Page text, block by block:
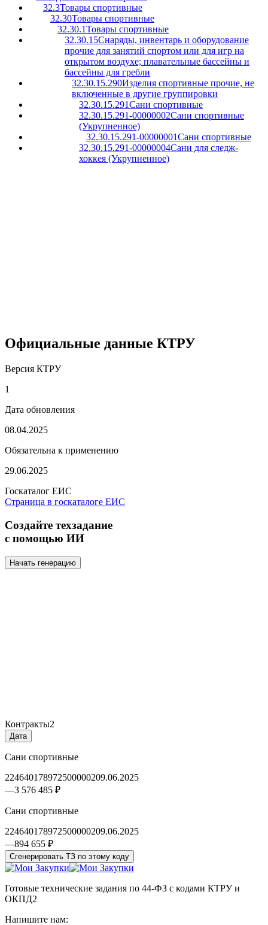
32.3Товары спортивные
32.30Товары спортивные
32.30.1Товары спортивные
32.30.15Снаряды, инвентарь и оборудование
прочие для занятий спортом или для игр на
открытом воздухе; плавательные бассейны и
бассейны для гребли
32.30.15.290Изделия спортивные прочие, не
включенные в другие группировки
32.30.15.291Сани спортивные
32.30.15.291-00000002Сани спортивные
(Укрупненное)
32.30.15.291-00000001Сани спортивные
32.30.15.291-00000004Сани для следж-
хоккея (Укрупненное)
Официальные данные КТРУ
Версия КТРУ
1
Дата обновления
08.04.2025
Обязательна к применению
29.06.2025
Госкаталог ЕИС
Страница в госкаталоге ЕИС
Создайте техзадание
с помощью ИИ
Начать генерацию
Контракты2
Дата
Сани спортивные
224640178972500000209.06.2025
—3 576 485 ₽
Сани спортивные
224640178972500000209.06.2025
—894 655 ₽
Сгенерировать ТЗ по этому коду
Готовые технические задания по 44-ФЗ с кодами КТРУ и
ОКПД2
Напишите нам: